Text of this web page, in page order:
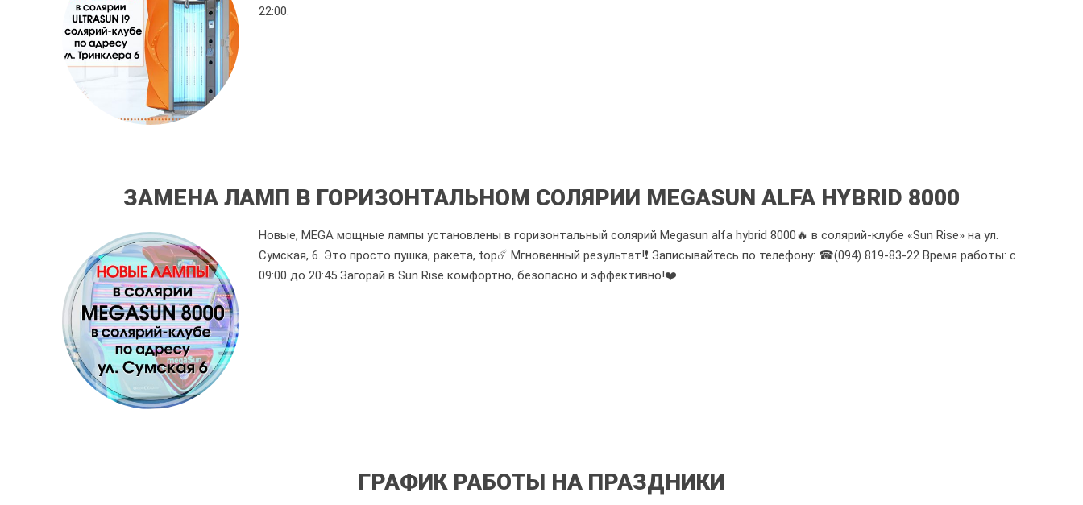
22:00.
ЗАМЕНА ЛАМП В ГОРИЗОНТАЛЬНОМ СОЛЯРИИ MEGASUN ALFA HYBRID 8000
Новые, MEGA мощные лампы установлены в горизонтальный солярий Megasun alfa hybrid 8000🔥 в солярий-клубе «Sun Rise» на ул.
Сумская, 6. Это просто пушка, ракета, top☄️ Мгновенный результат!❗️ Записывайтесь по телефону: ☎(094) 819-83-22 Время работы: с
09:00 до 20:45 Загорай в Sun Rise комфортно, безопасно и эффективно!❤️
ГРАФИК РАБОТЫ НА ПРАЗДНИКИ